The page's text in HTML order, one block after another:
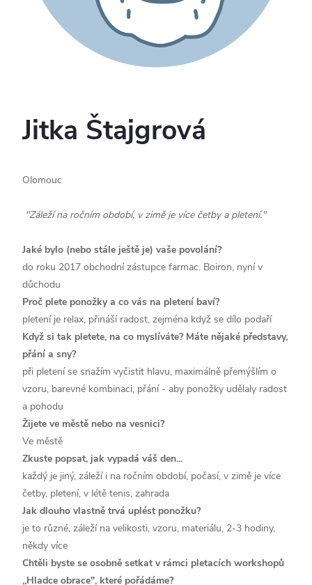
Jitka Štajgrová
Olomouc
"Záleží na ročním období, v zimě je více četby a pletení."
Jaké bylo (nebo stále ještě je) vaše povolání?
do roku 2017 obchodní zástupce farmac. Boiron, nyní v
důchodu
Proč plete ponožky a co vás na pletení baví?
pletení je relax, přináší radost, zejména když se dílo podaří
Když si tak pletete, na co myslíváte? Máte nějaké představy,
přání a sny?
při pletení se snažím vyčistit hlavu, maximálně přemýšlím o
vzoru, barevné kombinaci, přání - aby ponožky udělaly radost
a pohodu
Žijete ve městě nebo na vesnici?
Ve městě
Zkuste popsat, jak vypadá váš den...
každý je jiný, záleží i na ročním období, počasí, v zimě je více
četby, pletení, v létě tenis, zahrada
Jak dlouho vlastně trvá uplést ponožku?
je to různé, záleží na velikosti, vzoru, materiálu, 2-3 hodiny,
někdy více
Chtěli byste se osobně setkat v rámci pletacích workshopů
,,Hladce obrace", které pořádáme?